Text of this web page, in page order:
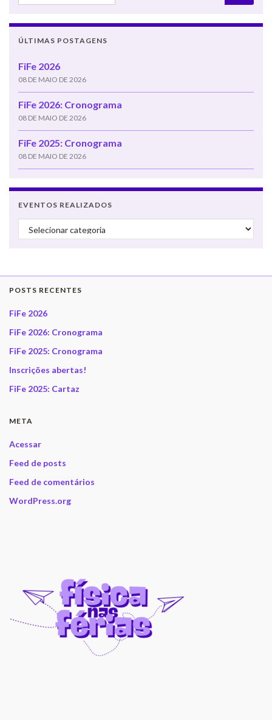
ÚLTIMAS POSTAGENS
FiFe 2026
08 DE MAIO DE 2026
FiFe 2026: Cronograma
08 DE MAIO DE 2026
FiFe 2025: Cronograma
08 DE MAIO DE 2026
EVENTOS REALIZADOS
Eventos realizados
POSTS RECENTES
FiFe 2026
FiFe 2026: Cronograma
FiFe 2025: Cronograma
Inscrições abertas!
FiFe 2025: Cartaz
META
Acessar
Feed de posts
Feed de comentários
WordPress.org